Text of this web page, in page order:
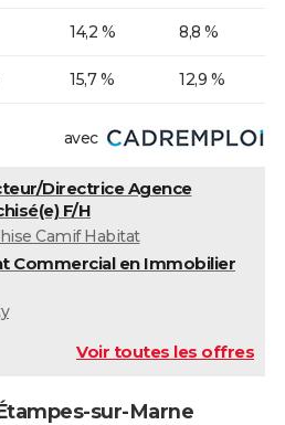
14,2 % 8,8 %
15,7 % 12,9 %
avec
Directrice Agence
F/H
Camif Habitat
Commercial en Immobilier
Voir toutes les offres
sur-Marne